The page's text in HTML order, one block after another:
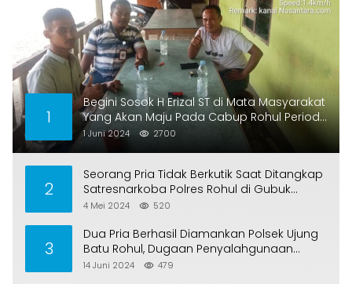
1
Begini Sosok H Erizal ST di Mata Masyarakat
Yang Akan Maju Pada Cabup Rohul Periode
2024-2029
1 Juni 2024 2700
2
Seorang Pria Tidak Berkutik Saat Ditangkap
Satresnarkoba Polres Rohul di Gubuk
Kebun Sawit
4 Mei 2024 520
3
Dua Pria Berhasil Diamankan Polsek Ujung
Batu Rohul, Dugaan Penyalahgunaan
Narkotika Jenis Sabu
14 Juni 2024 479